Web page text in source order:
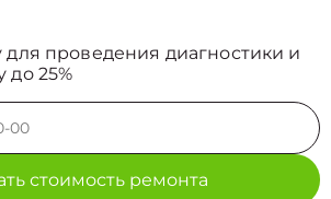
для проведения диагностики и
до 25%
стоимость ремонта